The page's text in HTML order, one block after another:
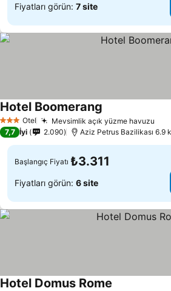
Fiyatları görün: 7 site
3 YıldızOtel Mevsimlik açık yüzme havuzu
Hotel Boomerang
7,7 İyi 2.090 Aziz Petrus Bazilikası 6.9
Başlangıç Fiyatı ₺3.311
Fiyatları görün: 6 site
Hotel Domus Rome